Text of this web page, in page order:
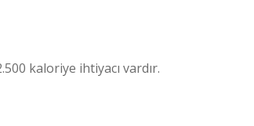
kaloriye ihtiyacı vardır.